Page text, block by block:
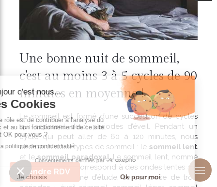
Prendre RDV
Une bonne nuit de sommeil,
c’est au moins 3 à 5 cycles de 90
minutes en moyenne !
Le sommeil est formé d’une succession de cycles
qui séparent deux périodes d’éveil. Pendant un
cycle qui peut aller de 60 à 120 minutes, nous
alternons deux types de sommeil : le sommeil lent
et lesommeil paradoxal. Le sommeil lent, nommé
ainsi parce qu’il correspond à des ondes lentes sur
l’encéphalogramme d’étude, se compose de trois